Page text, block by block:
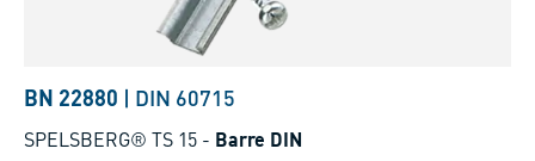
BN 22880 | DIN 60715
SPELSBERG® TS 15 - Barre DIN